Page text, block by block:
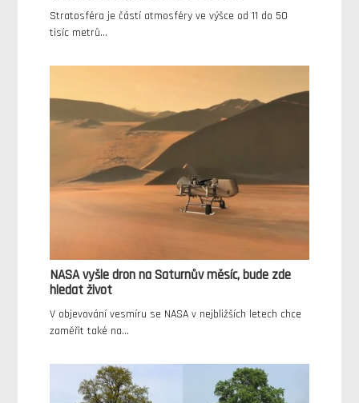
Stratosféra je částí atmosféry ve výšce od 11 do 50
tisíc metrů…
NASA vyšle dron na Saturnův měsíc, bude zde
hledat život
V objevování vesmíru se NASA v nejbližších letech chce
zaměřit také na…